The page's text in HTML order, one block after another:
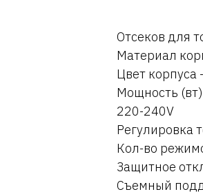
Отсеков для
Материал
Цвет корпуса
Мощность
220-240V
Регулировка
Кол-во
Защитное
Съемный